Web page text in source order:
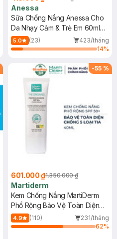
Anessa
Sữa Chống Nắng Anessa Cho
Da Nhạy Cảm & Trẻ Em 60ml
(Mới)
5.0 (23)
423/tháng
14%
-55 %
601.000 ₫1.350.000 ₫
Martiderm
Kem Chống Nắng MartiDerm
Phổ Rộng Bảo Vệ Toàn Diện
40ml
4.9 (110)
231/tháng
62%